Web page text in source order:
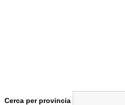
Cerca per provincia